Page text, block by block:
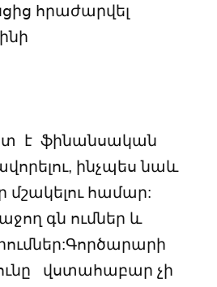
հրաժարվել
է ֆինանսական
ինչպես նաև
մշակելու համար:
գն ումներ և
վստահաբար չի